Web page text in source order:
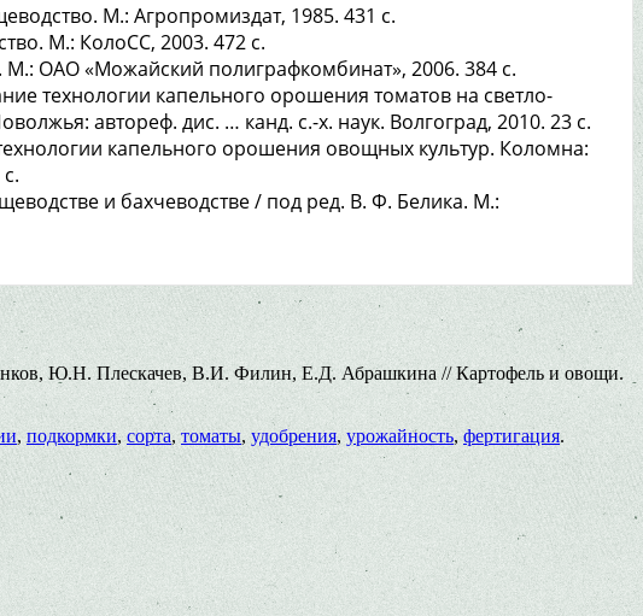
М.: Агропромиздат, 1985. 431 с.
М.: КолоСС, 2003. 472 с.
ОАО «Можайский полиграфкомбинат», 2006. 384 с.
технологии капельного орошения томатов на светло-
автореф. дис. … канд. с.-х. наук. Волгоград, 2010. 23 с.
капельного орошения овощных культур. Коломна:
и бахчеводстве / под ред. В. Ф. Белика. М.:
Ю.Н. Плескачев, В.И. Филин, Е.Д. Абрашкина // Картофель и овощи.
, подкормки,сорта, томаты, удобрения,урожайность,фертигация.